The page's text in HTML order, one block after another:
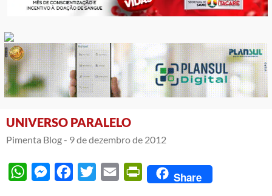
UNIVERSO PARALELO
Pimenta Blog - 9 de dezembro de 2012
WhatsAppMessengerFacebook
Twitter Email PrintFriendly
Share